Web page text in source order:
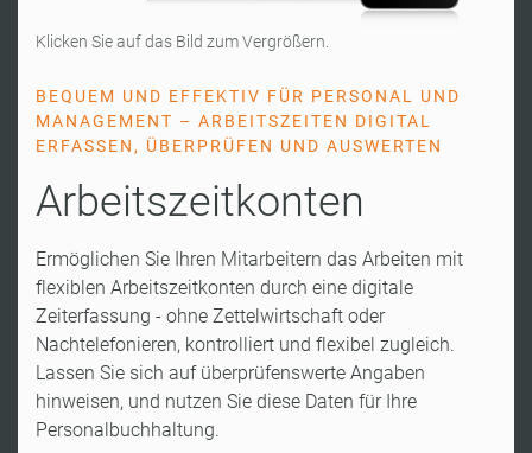
Klicken Sie auf das Bild zum Vergrößern.
BEQUEM UND EFFEKTIV FÜR PERSONAL UND
MANAGEMENT – ARBEITSZEITEN DIGITAL
ERFASSEN, ÜBERPRÜFEN UND AUSWERTEN
Arbeitszeitkonten
Ermöglichen Sie Ihren Mitarbeitern das Arbeiten mit
flexiblen Arbeitszeitkonten durch eine digitale
Zeiterfassung - ohne Zettelwirtschaft oder
Nachtelefonieren, kontrolliert und flexibel zugleich.
Lassen Sie sich auf überprüfenswerte Angaben
hinweisen, und nutzen Sie diese Daten für Ihre
Personalbuchhaltung.